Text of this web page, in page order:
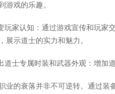
游戏的乐趣。
玩家认知：通过游戏宣传和玩家
展示道士的实力和魅力。
道士专属时装和武器外观：增加
业的衰落并非不可逆转。通过装